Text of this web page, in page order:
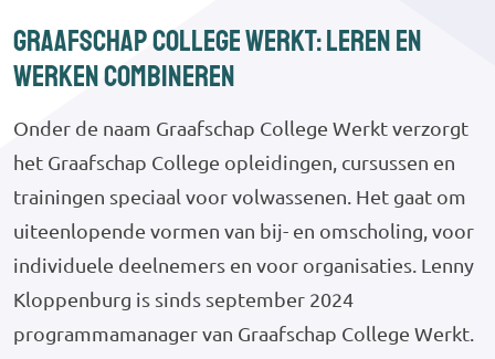
Graafschap College Werkt: leren en
werken combineren
Onder de naam Graafschap College Werkt verzorgt
het Graafschap College opleidingen, cursussen en
trainingen speciaal voor volwassenen. Het gaat om
uiteenlopende vormen van bij- en omscholing, voor
individuele deelnemers en voor organisaties. Lenny
Kloppenburg is sinds september 2024
programmamanager van Graafschap College Werkt.